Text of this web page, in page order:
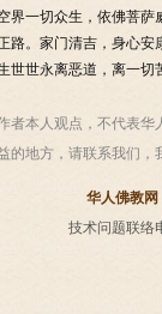
界一切众生，依佛菩
路。家门清吉，身心
世永离恶道，离一
者本人观点，不代表
的地方，请联系我们，
华人佛教网
技术问题联络